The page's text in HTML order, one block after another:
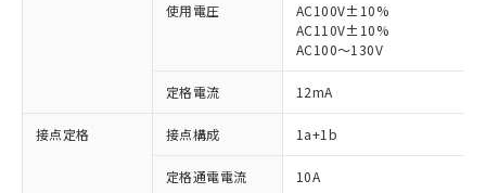
使用電圧
AC100V±10%
AC110V±10%
AC100～130V
定格電流 12mA
接点定格 接点構成 1a+1b
定格通電電流 10A